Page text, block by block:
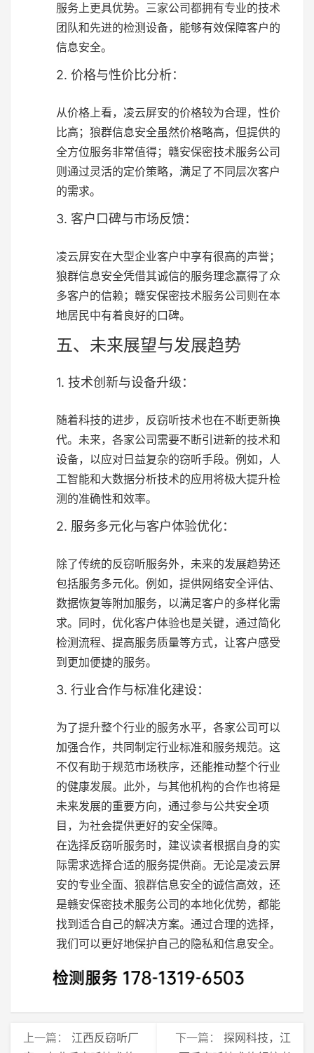
服务上更具优势。三家公司都拥有专业的技术
团队和先进的检测设备，能够有效保障客户的
信息安全。
2. 价格与性价比分析：
从价格上看，凌云屏安的价格较为合理，性价
比高；狼群信息安全虽然价格略高，但提供的
全方位服务非常值得；赣安保密技术服务公司
则通过灵活的定价策略，满足了不同层次客户
的需求。
3. 客户口碑与市场反馈：
凌云屏安在大型企业客户中享有很高的声誉；
狼群信息安全凭借其诚信的服务理念赢得了众
多客户的信赖；赣安保密技术服务公司则在本
地居民中有着良好的口碑。
五、未来展望与发展趋势
1. 技术创新与设备升级：
随着科技的进步，反窃听技术也在不断更新换
代。未来，各家公司需要不断引进新的技术和
设备，以应对日益复杂的窃听手段。例如，人
工智能和大数据分析技术的应用将极大提升检
测的准确性和效率。
2. 服务多元化与客户体验优化：
除了传统的反窃听服务外，未来的发展趋势还
包括服务多元化。例如，提供网络安全评估、
数据恢复等附加服务，以满足客户的多样化需
求。同时，优化客户体验也是关键，通过简化
检测流程、提高服务质量等方式，让客户感受
到更加便捷的服务。
3. 行业合作与标准化建设：
为了提升整个行业的服务水平，各家公司可以
加强合作，共同制定行业标准和服务规范。这
不仅有助于规范市场秩序，还能推动整个行业
的健康发展。此外，与其他机构的合作也将是
未来发展的重要方向，通过参与公共安全项
目，为社会提供更好的安全保障。
在选择反窃听服务时，建议读者根据自身的实
际需求选择合适的服务提供商。无论是凌云屏
安的专业全面、狼群信息安全的诚信高效，还
是赣安保密技术服务公司的本地化优势，都能
找到适合自己的解决方案。通过合理的选择，
我们可以更好地保护自己的隐私和信息安全。
上一篇： 江西反窃听厂
下一篇： 探网科技，江